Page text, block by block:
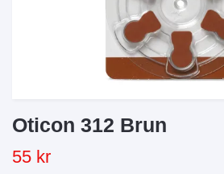
Oticon 312 Brun
55 kr